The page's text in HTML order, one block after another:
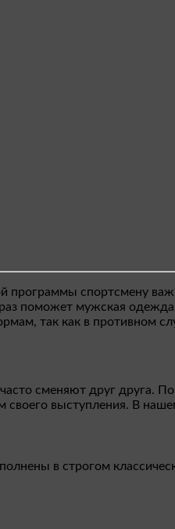
программы спортсмену
поможет мужская
так как в противном
сменяют друг друга.
своего выступления. В
в строгом